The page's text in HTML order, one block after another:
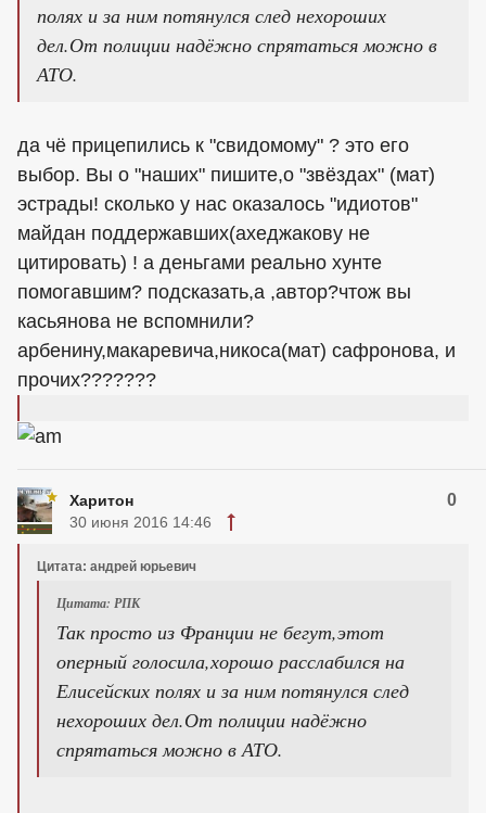
полях и за ним потянулся след нехороших
дел.От полиции надёжно спрятаться можно в
АТО.
да чё прицепились к "свидомому" ? это его
выбор. Вы о "наших" пишите,о "звёздах" (мат)
эстрады! сколько у нас оказалось "идиотов"
майдан поддержавших(ахеджакову не
цитировать) ! а деньгами реально хунте
помогавшим? подсказать,а ,автор?чтож вы
касьянова не вспомнили?
арбенину,макаревича,никоса(мат) сафронова, и
прочих???????
Харитон 0
30 июня 2016 14:46
Цитата: андрей юрьевич
Цитата: РПК
Так просто из Франции не бегут,этот
оперный голосила,хорошо расслабился на
Елисейских полях и за ним потянулся след
нехороших дел.От полиции надёжно
спрятаться можно в АТО.